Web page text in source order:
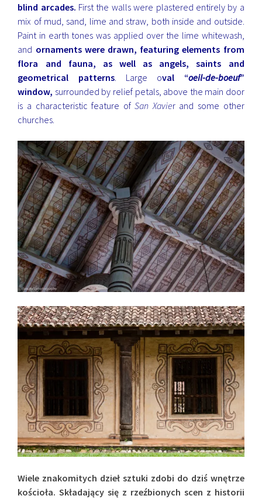
blind arcades. First the walls were plastered entirely by a
mix of mud, sand, lime and straw, both inside and outside.
Paint in earth tones was applied over the lime whitewash,
and ornaments were drawn, featuring elements from
flora and fauna, as well as angels, saints and
geometrical patterns. Large oval “oeil-de-boeuf”
window, surrounded by relief petals, above the main door
is a characteristic feature ofSan Xavier and some other
churches.
Wiele znakomitych dzieł sztuki zdobi do dziś wnętrze
kościoła. Składający się z rzeźbionych scen z historii